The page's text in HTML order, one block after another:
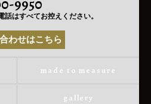
はすべてお控えください。
わせはこちら
made to measure
gallery